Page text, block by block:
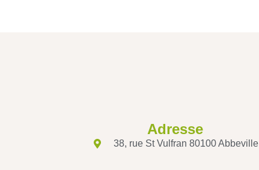
Adresse
38, rue St Vulfran 80100 Abbeville